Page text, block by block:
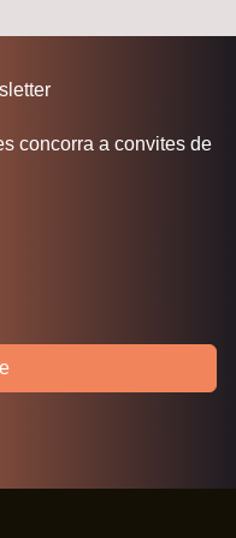
concorra a convites de